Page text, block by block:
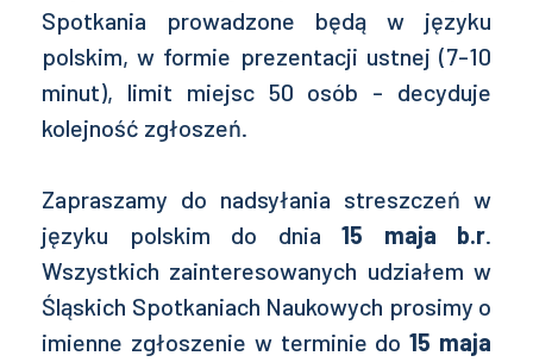
Spotkania prowadzone będą w języku
polskim, w formie prezentacji ustnej (7-10
minut), limit miejsc 50 osób - decyduje
kolejność zgłoszeń.
Zapraszamy do nadsyłania streszczeń w
języku polskim do dnia 15 maja b.r.
Wszystkich zainteresowanych udziałem w
Śląskich Spotkaniach Naukowych prosimy o
imienne zgłoszenie w terminie do15 maja